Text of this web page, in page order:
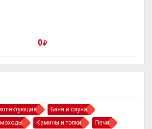
Баня и сауна
Камины и топки
Печи
0₽